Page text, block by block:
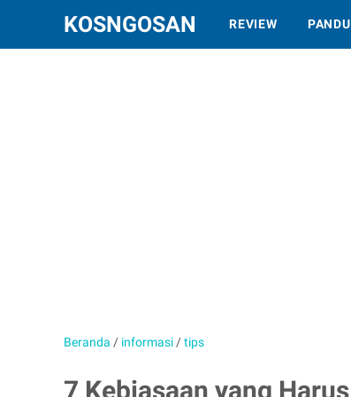
KOSNGOSAN REVIEW
Beranda / informasi /tips
7 Kebiasaan yang